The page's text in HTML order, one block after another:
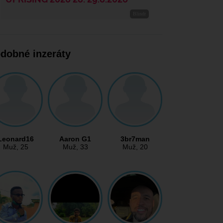
inzeráty
Muž, 25
Aaron G1
Muž, 33
3br7man
Muž, 20